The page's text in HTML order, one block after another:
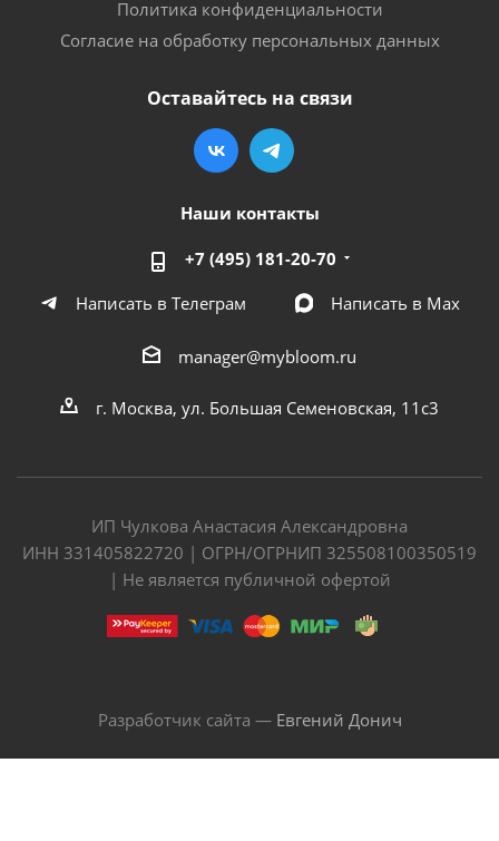
Политика конфиденциальности
Согласие на обработку персональных данных
Оставайтесь на связи
Наши контакты
+7 (495) 181-20-70
Написать в Телеграм
Написать в Мах
manager@mybloom.ru
г. Москва, ул. Большая Семеновская, 11с3
ИП Чулкова Анастасия Александровна
ИНН 331405822720 | ОГРН/ОГРНИП 325508100350519
| Не является публичной офертой
Разработчик сайта — Евгений Донич